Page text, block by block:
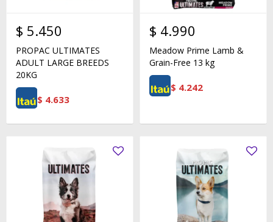
$ 5.450
PROPAC ULTIMATES
ADULT LARGE BREEDS
20KG
$ 4.633
$ 4.990
Meadow Prime Lamb &
Grain-Free 13 kg
$ 4.242